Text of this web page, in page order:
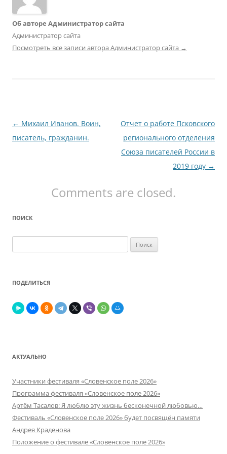
Об авторе Администратор сайта
Администратор сайта
Посмотреть все записи автора Администратор сайта →
Навигация
по
← Михаил Иванов. Воин,
писатель, гражданин.
Отчет о работе Псковского
регионального отделения
Союза писателей России в
2019 году →
Comments are closed.
ПОИСК
ПОДЕЛИТЬСЯ
АКТУАЛЬНО
Участники фестиваля «Словенское поле 2026»
Программа фестиваля «Словенское поле 2026»
Артём Тасалов: Я люблю эту жизнь бесконечной любовью…
Фестиваль «Словенское поле 2026» будет посвящён памяти
Андрея Краденова
Положение о фестивале «Словенское поле 2026»